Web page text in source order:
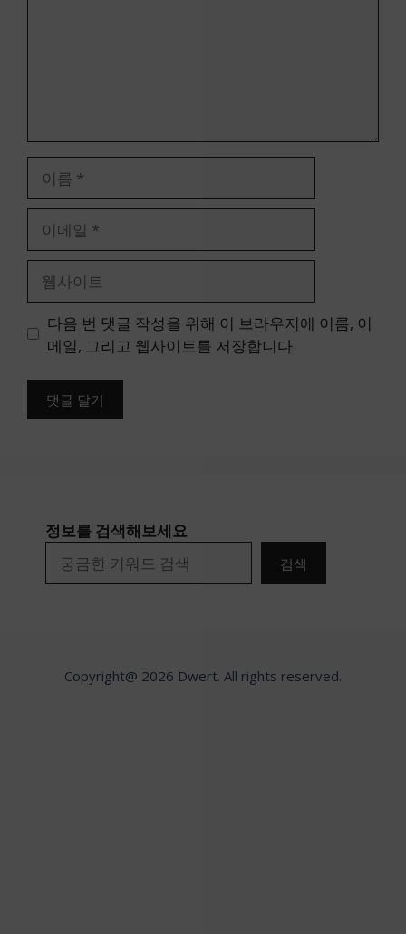
일
트
다음 번 댓글 작성을 위해 이 브라우저에 이름, 이
메일, 그리고 웹사이트를 저장합니다.
정보를 검색해보세요
검색
Copyright@ 2026 Dwert. All rights reserved.